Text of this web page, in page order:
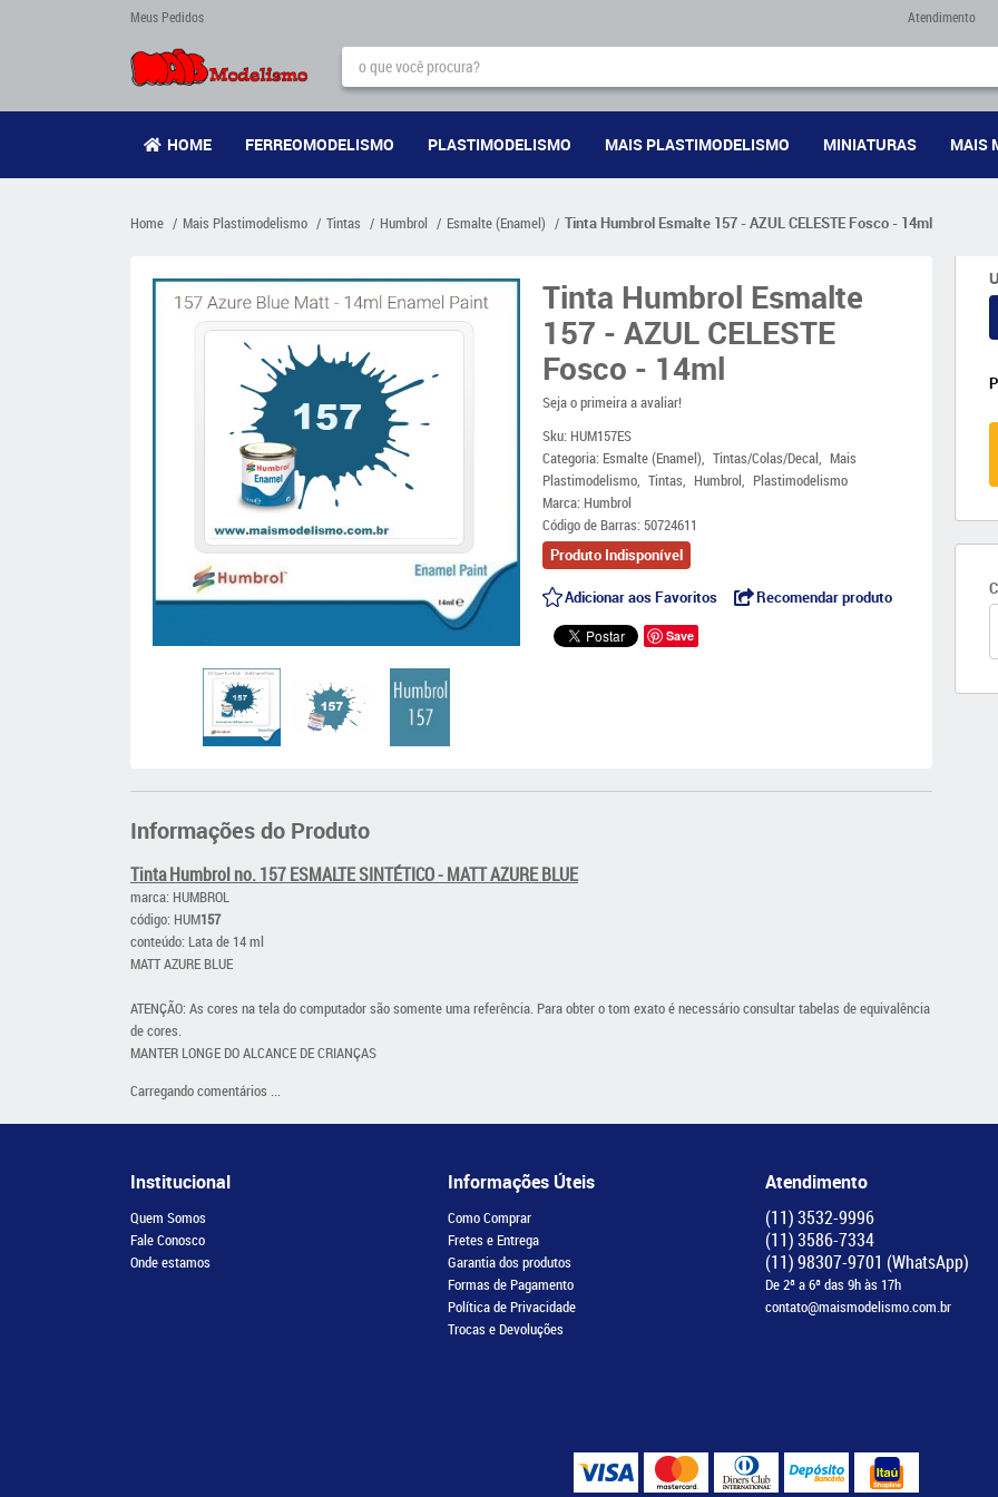
Meus Pedidos Atendimento
HOME FERREOMODELISMO PLASTIMODELISMO MAIS PLASTIMODELISMO MINIATURAS MAIS
Home Mais Plastimodelismo Tintas Humbrol Esmalte (Enamel) Tinta Humbrol Esmalte 157 - AZUL CELESTE Fosco - 14ml
Tinta Humbrol Esmalte
157 - AZUL CELESTE
Fosco - 14ml
Seja o primeira a avaliar!
Sku: HUM157ES
Categoria: Esmalte (Enamel) Tintas/Colas/Decal
Mais
Plastimodelismo Tintas Humbrol
Plastimodelismo
Marca: Humbrol
Código de Barras: 50724611
Produto Indisponível
Adicionar aos Favoritos Recomendar produto
Save
Informações do Produto
Tinta Humbrol no. 157 ESMALTE SINTÉTICO - MATT AZURE BLUE
marca: HUMBROL
código: HUM157
conteúdo: Lata de 14 ml
MATT AZURE BLUE
ATENÇÃO: As cores na tela do computador são somente uma referência. Para obter o tom exato é necessário consultar tabelas de equivalência
de cores.
MANTER LONGE DO ALCANCE DE CRIANÇAS
Carregando comentários ...
Institucional
Quem Somos
Fale Conosco
Onde estamos
Informações Úteis
Como Comprar
Fretes e Entrega
Garantia dos produtos
Formas de Pagamento
Política de Privacidade
Trocas e Devoluções
Atendimento
(11)3532-9996
(11)3586-7334
(11)98307-9701 (WhatsApp)
De 2ª a 6ª das 9h às 17h
contato@maismodelismo.com.br